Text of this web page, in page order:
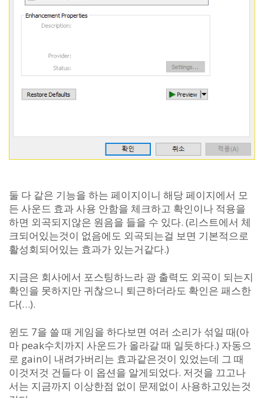
둘 다 같은 기능을 하는 페이지이니 해당 페이지에서 모
든 사운드 효과 사용 안함을 체크하고 확인이나 적용을
하면 외곡되지않은 원음을 들을 수 있다. (리스트에서 체
크되어있는것이 없음에도 외곡되는걸 보면 기본적으로
활성회되어있는 효과가 있는거같다.)
지금은 회사에서 포스팅하느라 광 출력도 외곡이 되는지
확인을 못하지만 귀찮으니 퇴근하더라도 확인은 패스한
다(…).
윈도 7을 쓸 때 게임을 하다보면 여러 소리가 섞일 때(아
마 peak수치까지 사운드가 올라갈 때 일듯하다.) 자동으
로 gain이 내려가버리는 효과같은것이 있었는데 그 때
이것저것 건들다 이 옵션을 알게되었다. 저것을 끄고나
서는 지금까지 이상한점 없이 문제없이 사용하고있는것